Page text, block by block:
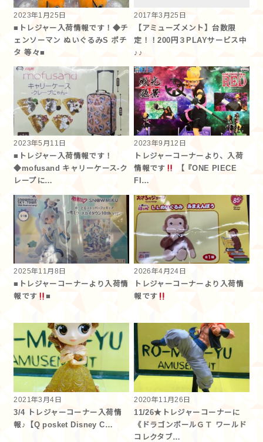
2023年1月25日
■トレジャー入荷情報です！◆チ
ェンソーマン ぬいぐるみS ポチ
タ 等々■
2017年3月25日
【アミューズメント】台数限
定！！200円３PLAYサービス中
♪♪
2023年5月11日
■トレジャー入荷情報です！
◆mofusand キャリーケース-ク
レープに…
2023年9月12日
トレジャーコーナーより、入荷
情報です
【『ONE PIECE
FI…
2025年11月8日
■トレジャーコーナーより入荷情
報です
■
2026年4月24日
トレジャーコーナーより入荷情
報です︎
2021年3月4日
3/4 トレジャーコーナー入荷情
報♪【Q posket Disney C…
2020年11月26日
11/26★トレジャーコーナーに
《ドラゴンボールＧＴ ワールド
コレクタブ…